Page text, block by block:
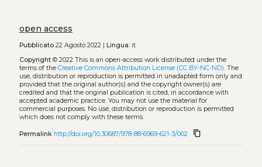
open access
Pubblicato22 Agosto 2022 | Lingua:it
Copyright© 2022 This is an open-access work distributed under the
terms of the Creative Commons Attribution License (CC BY-NC-ND) . The
use, distribution or reproduction is permitted in unadapted form only and
provided that the original author(s) and the copyright owner(s) are
credited and that the original publication is cited, in accordance with
accepted academic practice. You may not use the material for
commercial purposes. No use, distribution or reproduction is permitted
which does not comply with these terms.
Permalink http://doi.org/10.30687/978-88-6969-621-3/002 content_copy